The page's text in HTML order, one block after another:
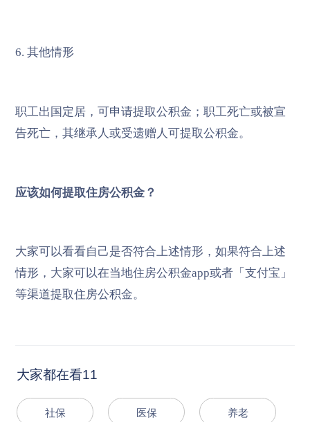
6. 其他情形
职工出国定居，可申请提取公积金；职工死亡或被宣
告死亡，其继承人或受遗赠人可提取公积金。
应该如何提取住房公积金？
大家可以看看自己是否符合上述情形，如果符合上述
情形，大家可以在当地住房公积金app或者「支付宝」
等渠道提取住房公积金。
大家都在看11
社保 医保 养老